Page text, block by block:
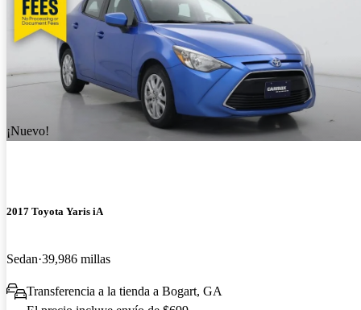
¡Nuevo!
2017 Toyota Yaris iA
Sedan 39,986 millas
Transferencia a la tienda a Bogart, GA